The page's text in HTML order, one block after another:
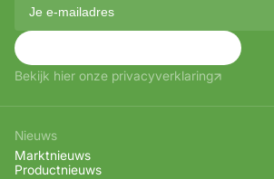
Bekijk hier onze privacyverklaring
Nieuws
Marktnieuws
Productnieuws